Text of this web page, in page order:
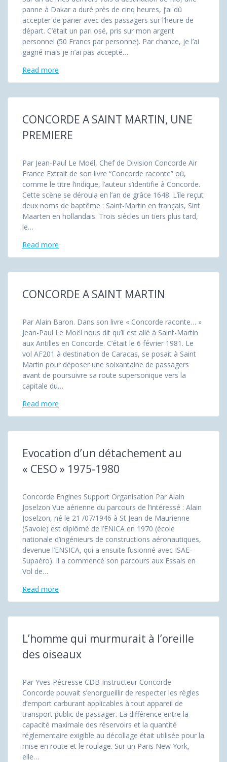
panne à Dakar a duré près de cinq heures, j’ai dû
accepter de parier avec des passagers sur l’heure de
départ. C’était un pari osé, pris sur mon argent
personnel (50 Francs par personne). Par chance, je l’ai
gagné mais je n’ai pas accepté…
Read more
CONCORDE A SAINT MARTIN, UNE
PREMIERE
Par Jean-Paul Le Moël, Chef de Division Concorde Air
France Extrait de son livre “Concorde raconte” où,
comme le titre l’indique, l’auteur s’identifie à Concorde.
Cette scène se déroula en l’an de grâce 1648. L’île reçut
deux noms de baptême : Saint-Martin en français, Sint
Maarten en hollandais. Trois siècles un tiers plus tard,
le…
Read more
CONCORDE A SAINT MARTIN
Par Alain Baron. Dans son livre « Concorde raconte… »
Jean-Paul Le Moël nous dit qu’il est allé à Saint-Martin
aux Antilles en Concorde. C’était le 6 février 1981. Le
vol AF201 à destination de Caracas, se posait à Saint
Martin pour déposer une soixantaine de passagers
avant de poursuivre sa route supersonique vers la
capitale du…
Read more
Evocation d’un détachement au
« CESO » 1975-1980
Concorde Engines Support Organisation Par Alain
Joselzon Vue aérienne du parcours de l’intéressé : Alain
Joselzon, né le 21 /07/1946 à St Jean de Maurienne
(Savoie) est diplômé de l’ENICA en 1970 (école
nationale d’ingénieurs de constructions aéronautiques,
devenue l’ENSICA, qui a ensuite fusionné avec ISAE-
Supaéro). Il a commencé son parcours aux Essais en
Vol de…
Read more
L’homme qui murmurait à l’oreille
des oiseaux
Par Yves Pécresse CDB Instructeur Concorde
Concorde pouvait s’enorgueillir de respecter les règles
d’emport carburant applicables à tout appareil de
transport public de passager. La différence entre la
capacité maximale des réservoirs et la quantité
réglementaire exigible au décollage était utilisée pour la
mise en route et le roulage. Sur un Paris New York,
elle…